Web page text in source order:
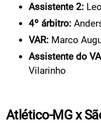
Assistente 2:
4º árbitro:
VAR: Marco
Assistente do
Vilarinho
Atlético-MG x